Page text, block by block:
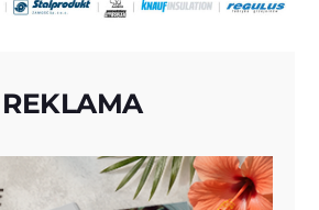
REKLAMA